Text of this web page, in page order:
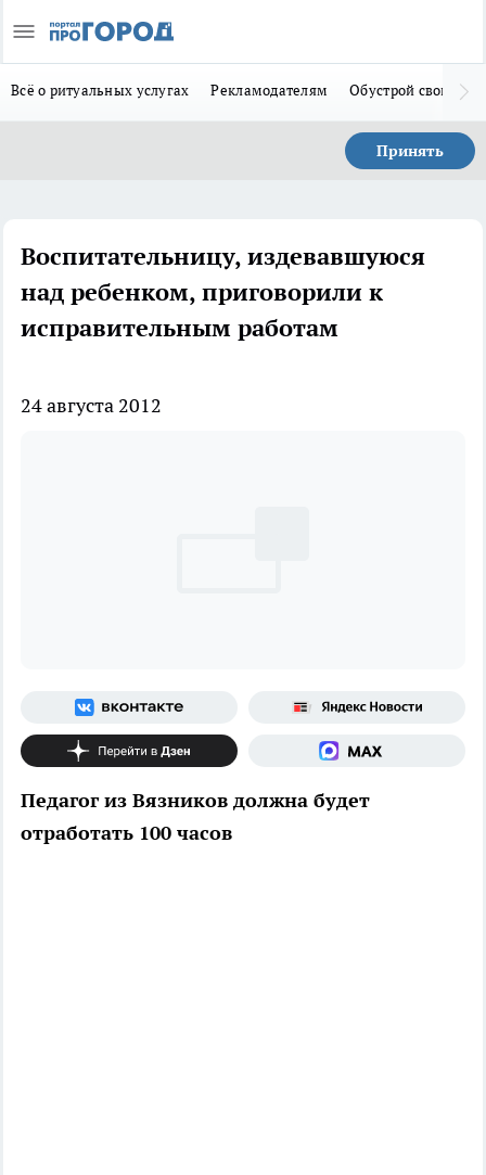
Всё о ритуальных услугах Рекламодателям Обустрой свой дом
Принять
Воспитательницу, издевавшуюся
над ребенком, приговорили к
исправительным работам
24 августа 2012
Педагог из Вязников должна будет
отработать 100 часов